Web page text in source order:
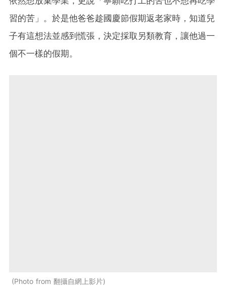
習的苦」。於是他爸爸趁國慶節假期返老家時，知道兒
子有這想法並感到慌張，決定採取另類教育，讓他過一
個不一樣的假期。
Photo from 翻攝自網上影片